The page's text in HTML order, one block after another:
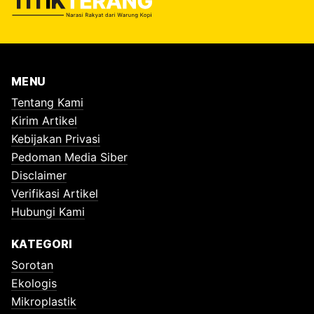
MENU
Tentang Kami
Kirim Artikel
Kebijakan Privasi
Pedoman Media Siber
Disclaimer
Verifikasi Artikel
Hubungi Kami
KATEGORI
Sorotan
Ekologis
Mikroplastik